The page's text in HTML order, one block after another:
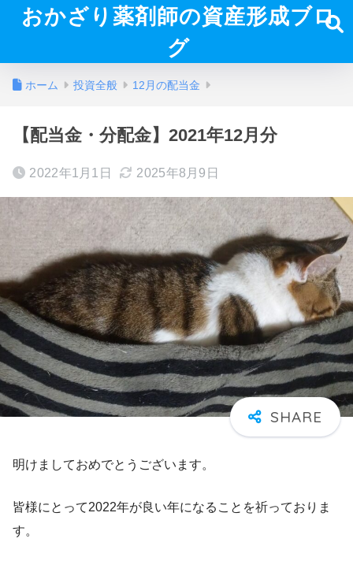
おかざり薬剤師の資産形成ブロ
グ
ホーム 投資全般 12月の配当金
【配当金・分配金】2021年12月分
2022年1月1日 2025年8月9日
明けましておめでとうございます。
皆様にとって2022年が良い年になることを祈っておりま
す。